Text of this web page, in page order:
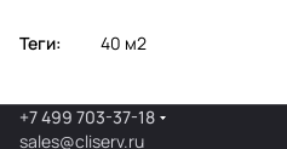
Теги: 40 м2
+7 499 703-37-18
sales@cliserv.ru